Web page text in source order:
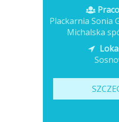
Plackarnia Sonia
Michalska